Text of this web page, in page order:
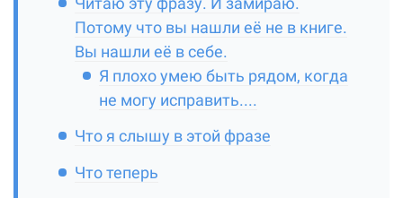
Потому что вы нашли её не в книге.
Вы нашли её в себе.
Я плохо умею быть рядом, когда
не могу исправить....
Что я слышу в этой фразе
Что теперь